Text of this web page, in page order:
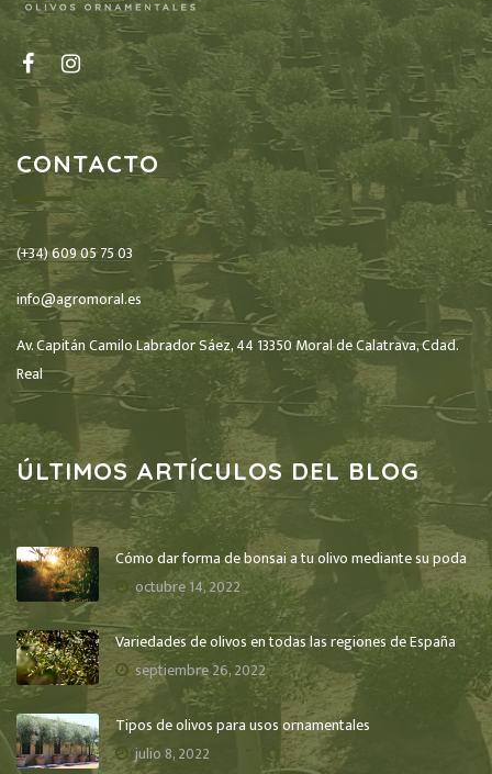
CONTACTO
(+34) 609 05 75 03
info@agromoral.es
Av. Capitán Camilo Labrador Sáez, 44 13350 Moral de Calatrava, Cdad.
Real
ÚLTIMOS ARTÍCULOS DEL BLOG
Cómo dar forma de bonsai a tu olivo mediante su poda
octubre 14, 2022
Variedades de olivos en todas las regiones de España
septiembre 26, 2022
Tipos de olivos para usos ornamentales
julio 8, 2022